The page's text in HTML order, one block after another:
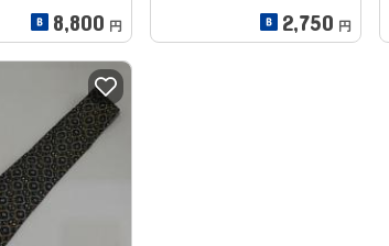
8,800 円 2,750 円